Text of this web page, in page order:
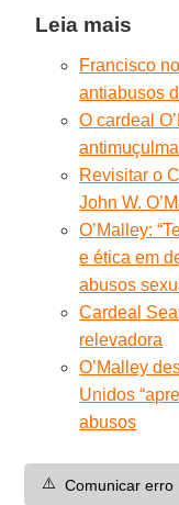
Leia mais
Francisco
antiabusos
O cardeal
Revisitar o
John W.
O’Malley:
e ética em
abusos
Cardeal
relevadora
O’Malley
Unidos
abusos
⚠️ Comunicar erro